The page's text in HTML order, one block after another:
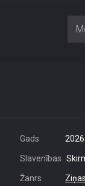
Gads 2026
Slavenības
Žanrs Ziņas